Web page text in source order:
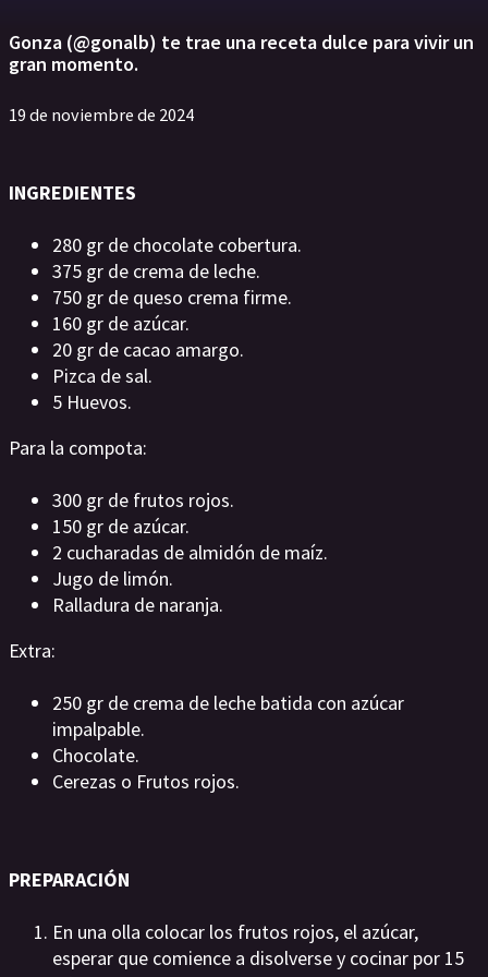
Gonza (@gonalb) te trae una receta dulce para vivir un
gran momento.
19 de noviembre de 2024
INGREDIENTES
280 gr de chocolate cobertura.
375 gr de crema de leche.
750 gr de queso crema firme.
160 gr de azúcar.
20 gr de cacao amargo.
Pizca de sal.
5 Huevos.
Para la compota:
300 gr de frutos rojos.
150 gr de azúcar.
2 cucharadas de almidón de maíz.
Jugo de limón.
Ralladura de naranja.
Extra:
250 gr de crema de leche batida con azúcar
impalpable.
Chocolate.
Cerezas o Frutos rojos.
PREPARACIÓN
En una olla colocar los frutos rojos, el azúcar,
esperar que comience a disolverse y cocinar por 15